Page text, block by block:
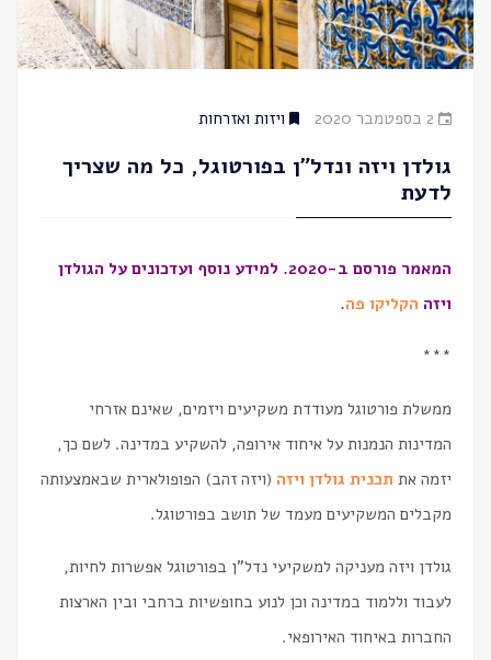
2 בספטמבר 2020 ויזות ואזרחות
גולדן ויזה ונדל״ן בפורטוגל, כל מה שצריך
לדעת
המאמר פורסם ב-2020. למידע נוסף ועדכונים על הגולדן
ויזה הקליקו פה.
***
ממשלת פורטוגל מעודדת משקיעים ויזמים, שאינם אזרחי
המדינות הנמנות על איחוד אירופה, להשקיע במדינה. לשם כך,
יזמה את תכנית גולדן ויזה (ויזה זהב) הפופולארית שבאמצעותה
מקבלים המשקיעים מעמד של תושב בפורטוגל.
גולדן ויזה מעניקה למשקיעי נדל"ן בפורטוגל אפשרות לחיות,
לעבוד וללמוד במדינה וכן לנוע בחופשיות ברחבי ובין הארצות
החברות באיחוד האירופאי.